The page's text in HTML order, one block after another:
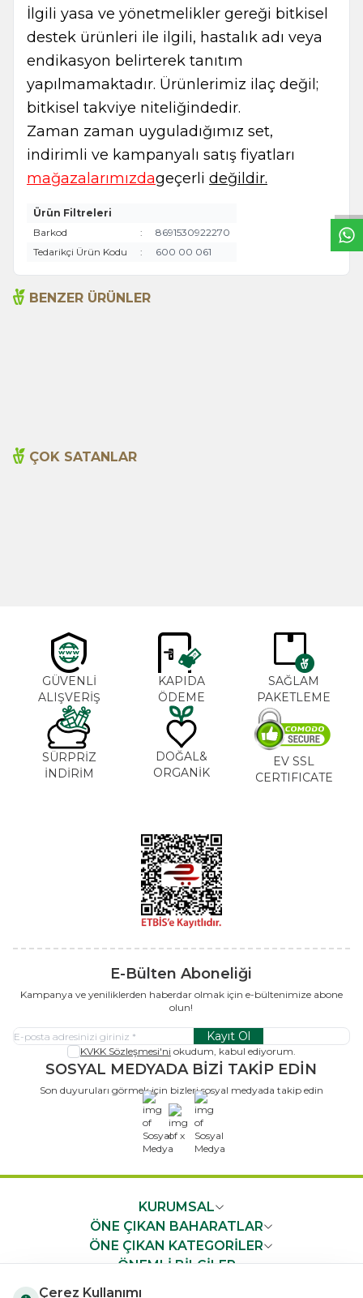
İlgili yasa ve yönetmelikler gereği bitkisel
destek ürünleri ile ilgili, hastalık adı veya
endikasyon belirterek tanıtım
yapılmamaktadır. Ürünlerimiz ilaç değil;
bitkisel takviye niteliğindedir.
Zaman zaman uyguladığımız set,
indirimli ve kampanyalı satış fiyatları
mağazalarımızdageçerli değildir.
Ürün Filtreleri
Barkod
:
8691530922270
Tedarikçi Ürün Kodu
: 600 00 061
BENZER ÜRÜNLER
ÇOK SATANLAR
GÜVENLİ
ALIŞVERİŞ
KAPIDA
ÖDEME
SAĞLAM
PAKETLEME
SÜRPRİZ
İNDİRİM
DOĞAL&
ORGANİK
EV SSL
CERTIFICATE
E-Bülten Aboneliği
Kampanya ve yeniliklerden haberdar olmak için e-bültenimize abone
olun!
Kayıt Ol
KVKK Sözleşmesi'ni okudum, kabul ediyorum.
SOSYAL MEDYADA BİZİ TAKİP EDİN
Son duyuruları görmek için bizleri sosyal medyada takip edin
x
KURUMSAL
ÖNE ÇIKAN BAHARATLAR
ÖNE ÇIKAN KATEGORİLER
ÖNEMLİ BİLGİLER
Çerez Kullanımı